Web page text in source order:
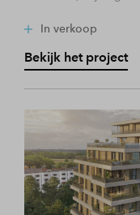
In verkoop
Bekijk het project